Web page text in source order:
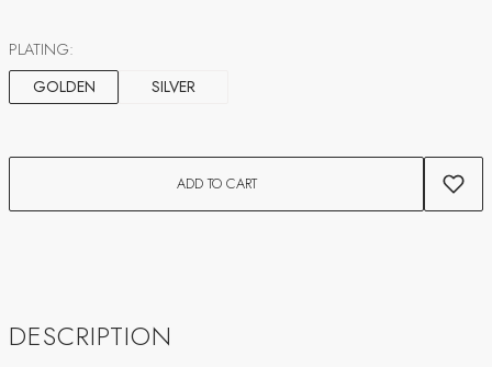
PLATING:
GOLDEN
SILVER
ADD TO CART
DESCRIPTION